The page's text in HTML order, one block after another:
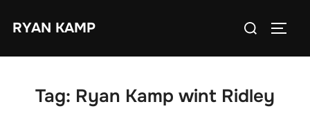
naarRYAN KAMP
Zoek
Tag: Ryan Kamp wint Ridley